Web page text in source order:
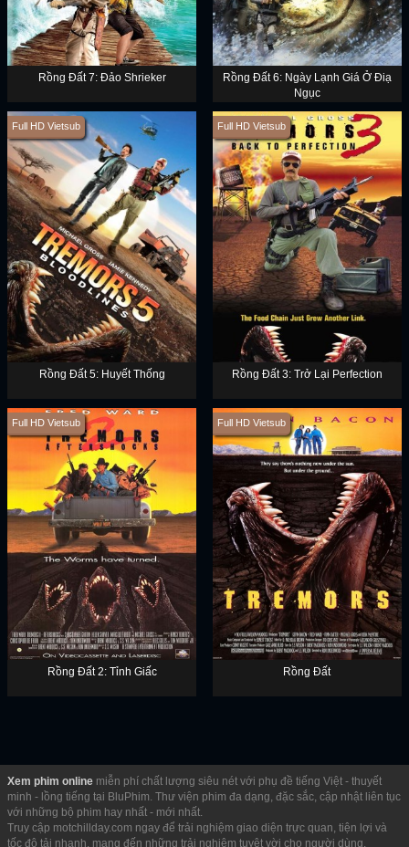
Rồng Đất 7: Đảo Shrieker
Rồng Đất 6: Ngày Lạnh Giá Ở Điạ
Ngục
Full HD Vietsub
Rồng Đất 5: Huyết Thống
Full HD Vietsub
Rồng Đất 3: Trở Lại Perfection
Full HD Vietsub
Rồng Đất 2: Tỉnh Giấc
Full HD Vietsub
Rồng Đất
Xem phim online miễn phí chất lượng siêu nét với phụ đề tiếng Việt - thuyết
minh - lồng tiếng tại BluPhim. Thư viện phim đa dạng, đặc sắc, cập nhật liên tục
với những bộ phim hay nhất - mới nhất.
Truy cập motchillday.com ngay để trải nghiệm giao diện trực quan, tiện lợi và
tốc độ tải nhanh, mang đến những trải nghiệm tuyệt vời cho người dùng.